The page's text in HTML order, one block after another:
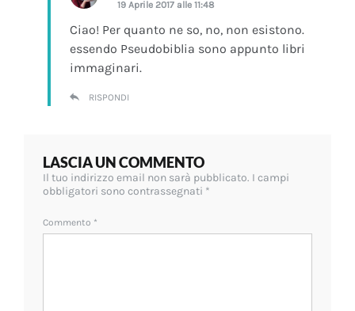
19 Aprile 2017 alle 11:48
Ciao! Per quanto ne so, no, non esistono.
essendo Pseudobiblia sono appunto libri
immaginari.
RISPONDI
LASCIA UN COMMENTO
Il tuo indirizzo email non sarà pubblicato. I campi
obbligatori sono contrassegnati *
Commento *